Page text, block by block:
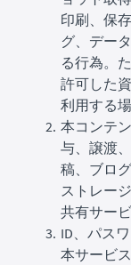
印刷、保
グ、デー
る行為。
許可した
利用する
本コンテ
与、譲渡
稿、ブロ
ストレー
共有サー
ID、パス
本サービ